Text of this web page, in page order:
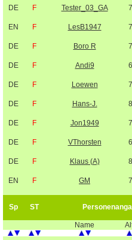
DE F Tester_03_GA
EN F LesB1947
DE F Boro R
DE F Andi9
DE F Loewen
DE F Hans-J.
DE F Jon1949
DE F VThorsten
DE F Klaus (A)
EN F GM
Sp ST
Name